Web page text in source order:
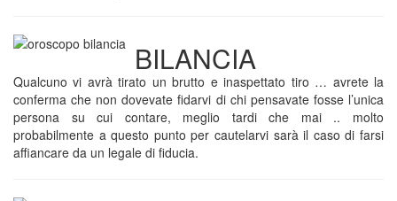
BILANCIA
Qualcuno vi avrà tirato un brutto e inaspettato tiro … avrete la
conferma che non dovevate fidarvi di chi pensavate fosse l’unica
persona su cui contare, meglio tardi che mai .. molto
probabilmente a questo punto per cautelarvi sarà il caso di farsi
affiancare da un legale di fiducia.